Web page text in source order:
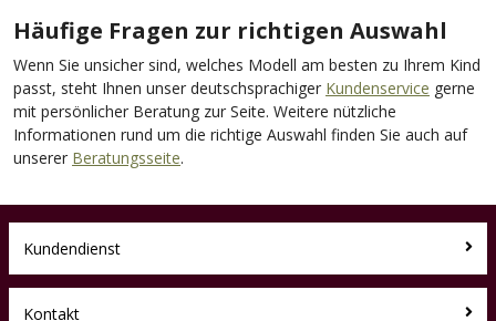
Häufige Fragen zur richtigen Auswahl
Wenn Sie unsicher sind, welches Modell am besten zu Ihrem Kind
passt, steht Ihnen unser deutschsprachiger Kundenservice gerne
mit persönlicher Beratung zur Seite. Weitere nützliche
Informationen rund um die richtige Auswahl finden Sie auch auf
unserer Beratungsseite.
Kundendienst
Kontakt